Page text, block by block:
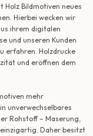
Holz Bildmotiven neues
Hierbei wecken wir
ihrem digitalen
und unseren Kunden
erfahren. Holzdrucke
und eröffnen dem
mehr
unverwechselbares
Rohstoff – Maserung,
einzigartig. Daher besitzt